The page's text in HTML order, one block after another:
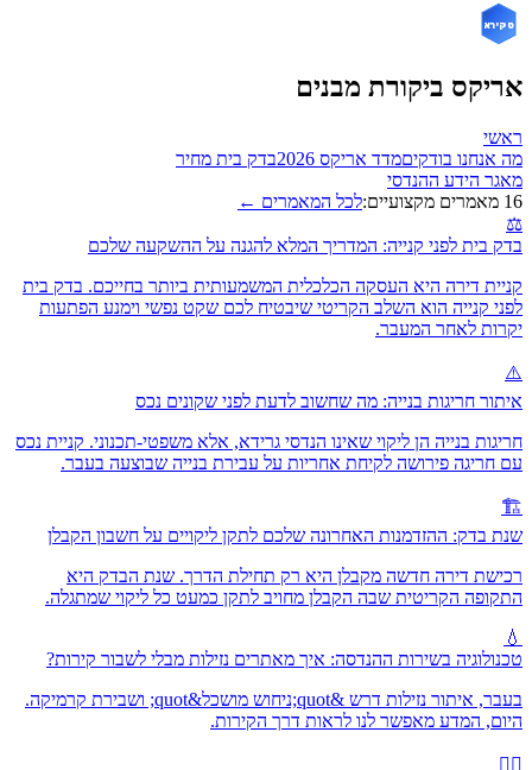
אריקס
אריקס ביקורת מבנים
ראשי
מה אנחנו בודקיםמדד אריקס 2026
בדק בית מחיר
מאגר הידע ההנדסי
16 מאמרים מקצועיים:
לכל המאמרים ←
⚖️
בדק בית לפני קנייה: המדריך המלא להגנה על ההשקעה שלכם
קניית דירה היא העסקה הכלכלית המשמעותית ביותר בחייכם. בדק בית
לפני קנייה הוא השלב הקריטי שיבטיח לכם שקט נפשי וימנע הפתעות
יקרות לאחר המעבר.
⚠️
איתור חריגות בנייה: מה שחשוב לדעת לפני שקונים נכס
חריגות בנייה הן ליקוי שאינו הנדסי גרידא, אלא משפטי-תכנוני. קניית נכס
עם חריגה פירושה לקיחת אחריות על עבירת בנייה שבוצעה בעבר.
🏗️
שנת בדק: ההזדמנות האחרונה שלכם לתקן ליקויים על חשבון הקבלן
רכישת דירה חדשה מקבלן היא רק תחילת הדרך. שנת הבדק היא
התקופה הקריטית שבה הקבלן מחויב לתקן כמעט כל ליקוי שמתגלה.
💧
טכנולוגיה בשירות ההנדסה: איך מאתרים נזילות מבלי לשבור קירות?
בעבר, איתור נזילות דרש &quot;ניחוש מושכל&quot; ושבירת קרמיקה.
היום, המדע מאפשר לנו לראות דרך הקירות.
👨‍⚖️